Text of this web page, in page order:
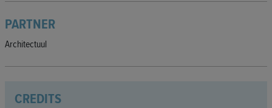
PARTNER
Architectuul
CREDITS